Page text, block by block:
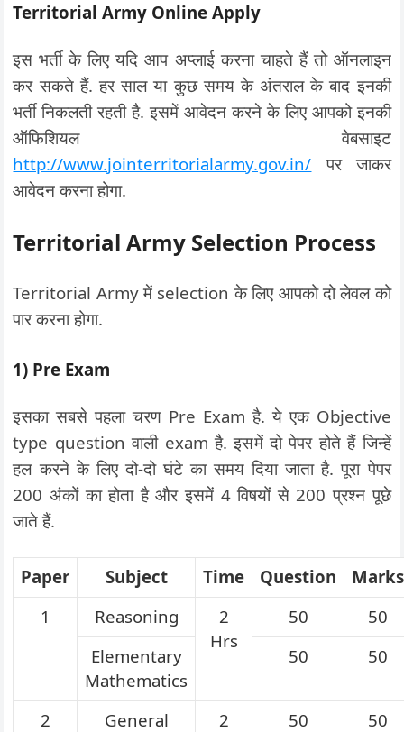
Territorial Army Online Apply
इस भर्ती के लिए यदि आप अप्लाई करना चाहते हैं तो ऑनलाइन
कर सकते हैं. हर साल या कुछ समय के अंतराल के बाद इनकी
भर्ती निकलती रहती है. इसमें आवेदन करने के लिए आपको इनकी
ऑफिशियल वेबसाइट
http://www.jointerritorialarmy.gov.in/ पर जाकर
आवेदन करना होगा.
Territorial Army Selection Process
Territorial Army में selection के लिए आपको दो लेवल को
पार करना होगा.
1) Pre Exam
इसका सबसे पहला चरण Pre Exam है. ये एक Objective
type question वाली exam है. इसमें दो पेपर होते हैं जिन्हें
हल करने के लिए दो-दो घंटे का समय दिया जाता है. पूरा पेपर
200 अंकों का होता है और इसमें 4 विषयों से 200 प्रश्न पूछे
जाते हैं.
Paper Subject Time Question
Marks
1
Reasoning
2
Hrs
50
50
Elementary
Mathematics
50 50
2
General
2
50 50